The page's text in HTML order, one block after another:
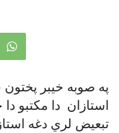
په صوبه خيبر
استازان دا مکتبو
تبعيض لري دغه